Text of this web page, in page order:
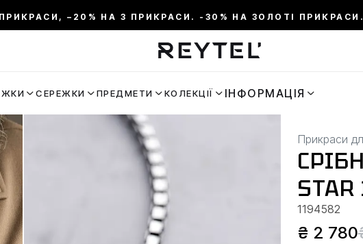
–20% НА 3 ПРИКРАСИ. -30% НА ЗОЛОТІ
СЕРЕЖКИ ПРЕДМЕТИ КОЛЕКЦІЇ ІНФОРМАЦІЯ
Прикраси
STAR
1194582
₴ 2 780